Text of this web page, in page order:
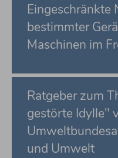
Eingeschränkte
bestimmter
Maschinen im
Ratgeber zum
gestörte Idylle"
und Umwelt